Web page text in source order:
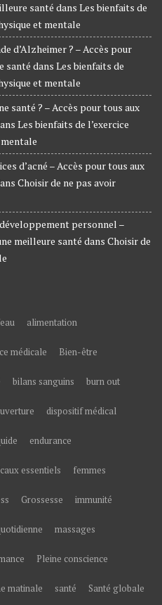
santé dans Les bienfaits de
et mentale
d’Alzheimer ? – Accès pour
santé dans Les bienfaits de
et mentale
santé ? – Accès pour tous aux
Les bienfaits de l’exercice
d’acné – Accès pour tous aux
Choisir de ne pas avoir
personnel –
meilleure santé dans Choisir de
alimentation
médicale Bien-être
bilans sanguins burn out
dispositif médical
endurance
essentiels femmes
Grossesse immunité
massages
Pleine conscience
matinale santé Santé globale